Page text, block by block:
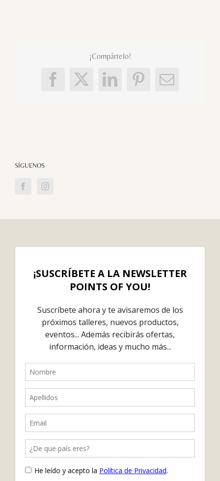
¡Compártelo!
Facebook
X LinkedIn
PinterestCorreo
SÍGUENOS